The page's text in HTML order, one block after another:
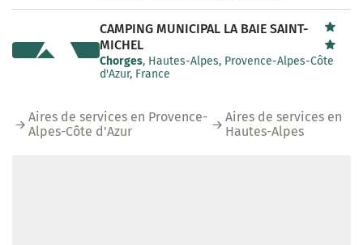
CAMPING MUNICIPAL LA BAIE SAINT-
MICHEL
Chorges, Hautes-Alpes, Provence-Alpes-Côte
d'Azur, France
Aires de services en Provence-
Alpes-Côte d'Azur
Aires de services en
Hautes-Alpes